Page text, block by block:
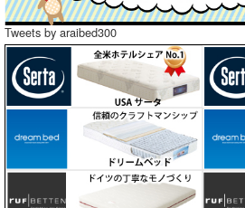
Tweets by araibed300